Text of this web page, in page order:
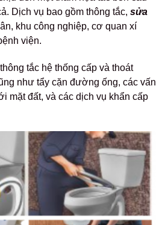
Dịch vụ bao gồm thông tắc, sửa
khu công nghiệp, cơ quan xí
viện.
tắc hệ thống cấp và thoát
như tẩy cặn đường ống, các vấn
mặt đất, và các dịch vụ khẩn cấp